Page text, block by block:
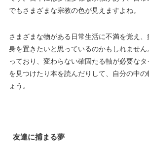
でもさまざまな宗教の色が見えますよね。
さまざまな物がある日常生活に不満を覚え
身を置きたいと思っているのかもしれませ
っており、変わらない確固たる軸が必要な
を見つけたり本を読んだりして、自分の中
ょう。
友達に捕まる夢